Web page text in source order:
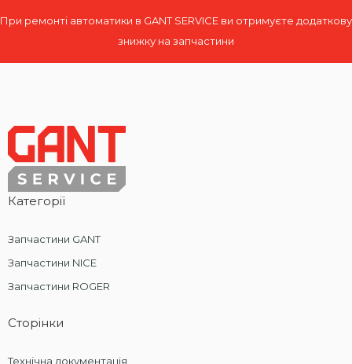
При ремонті автоматики в GANT SERVICE ви отримуєте додаткову
знижку на запчастини
Категорії
Запчастини GANT
Запчастини NICE
Запчастини ROGER
Сторінки
Технічна документація